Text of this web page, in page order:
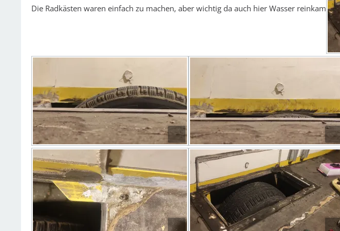
Die Radkästen waren einfach zu machen, aber wichtig da auch hier Wasser reinkam